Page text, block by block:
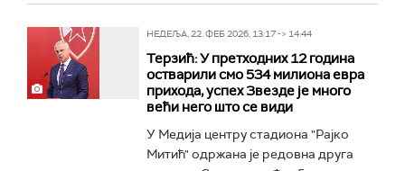
НЕДЕЉА, 22. ФЕБ 2026, 13:17 -> 14:44
Терзић: У претходних 12 година
остварили смо 534 милиона евра
прихода, успех Звезде је много
већи него што се види
У Медија центру стадиона "Рајко
Митић" одржана је редовна друга